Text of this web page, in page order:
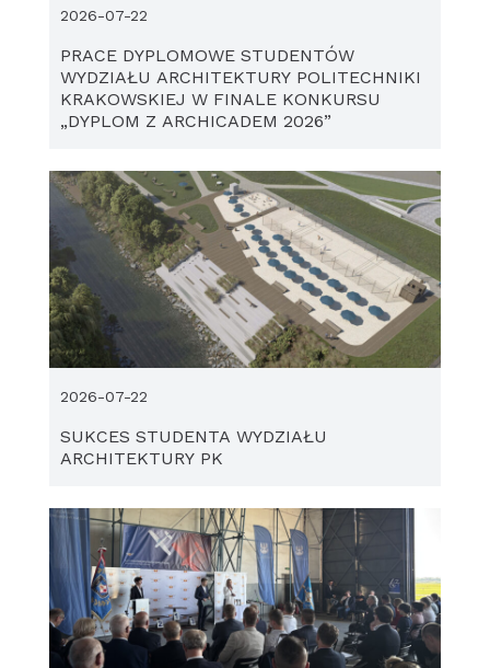
PRACE DYPLOMOWE STUDENTÓW
WYDZIAŁU ARCHITEKTURY POLITECHNIKI
KRAKOWSKIEJ W FINALE KONKURSU
„DYPLOM Z ARCHICADEM 2026”
2026-07-22
SUKCES STUDENTA WYDZIAŁU
ARCHITEKTURY PK
2026-07-22